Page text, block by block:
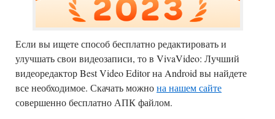
Если вы ищете способ бесплатно редактировать и
улучшать свои видеозаписи, то в VivaVideo: Лучший
видеоредактор Best Video Editor на Android вы найдете
все необходимое. Скачать можнона нашем сайте
совершенно бесплатно АПК файлом.